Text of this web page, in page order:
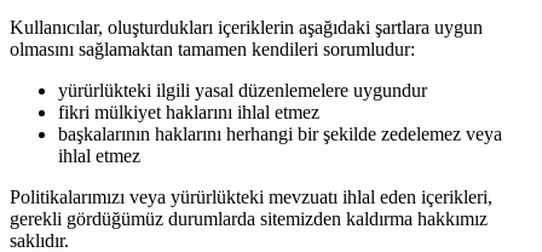
Kullanıcılar, oluşturdukları içeriklerin aşağıdaki şartlara uygun
olmasını sağlamaktan tamamen kendileri sorumludur:
yürürlükteki ilgili yasal düzenlemelere uygundur
fikri mülkiyet haklarını ihlal etmez
başkalarının haklarını herhangi bir şekilde zedelemez veya
ihlal etmez
Politikalarımızı veya yürürlükteki mevzuatı ihlal eden içerikleri,
gerekli gördüğümüz durumlarda sitemizden kaldırma hakkımız
saklıdır.